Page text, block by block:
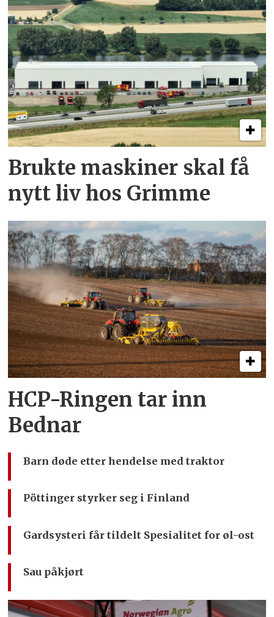
Brukte maskiner skal få
nytt liv hos Grimme
HCP-Ringen tar inn
Bednar
Barn døde etter hendelse med traktor
Pöttinger styrker seg i Finland
Gardsysteri får tildelt Spesialitet for øl-ost
Sau påkjørt